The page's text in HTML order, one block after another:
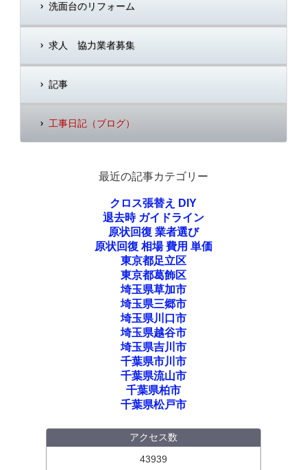
洗面台のリフォーム
求人 協力業者募集
記事
工事日記（ブログ）
最近の記事カテゴリー
クロス張替え DIY
退去時 ガイドライン
原状回復 業者選び
原状回復 相場 費用 単価
東京都足立区
東京都葛飾区
埼玉県草加市
埼玉県三郷市
埼玉県川口市
埼玉県越谷市
埼玉県吉川市
千葉県市川市
千葉県流山市
千葉県柏市
千葉県松戸市
アクセス数
43939